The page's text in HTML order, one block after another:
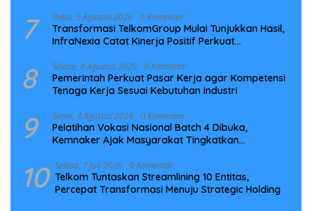
7 Rabu, 5 Agustus 2026 0 Komentar
Transformasi TelkomGroup Mulai Tunjukkan Hasil,
InfraNexia Catat Kinerja Positif Perkuat
8 Selasa, 4 Agustus 2026 0 Komentar
Pemerintah Perkuat Pasar Kerja agar Kompetensi
Tenaga Kerja Sesuai Kebutuhan Industri
9 Senin, 3 Agustus 2026 0 Komentar
Pelatihan Vokasi Nasional Batch 4 Dibuka,
Kemnaker Ajak Masyarakat Tingkatkan
10 Selasa, 7 Juli 2026 0 Komentar
Telkom Tuntaskan Streamlining 10 Entitas,
Percepat Transformasi Menuju Strategic Holding